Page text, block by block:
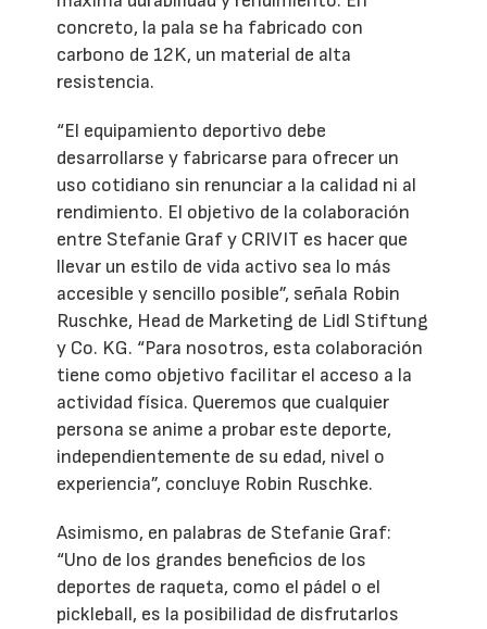
concreto, la pala se ha fabricado con
carbono de 12K, un material de alta
resistencia.
“El equipamiento deportivo debe
desarrollarse y fabricarse para ofrecer un
uso cotidiano sin renunciar a la calidad ni al
rendimiento. El objetivo de la colaboración
entre Stefanie Graf y CRIVIT es hacer que
llevar un estilo de vida activo sea lo más
accesible y sencillo posible”, señala Robin
Ruschke, Head de Marketing de Lidl Stiftung
y Co. KG. “Para nosotros, esta colaboración
tiene como objetivo facilitar el acceso a la
actividad física. Queremos que cualquier
persona se anime a probar este deporte,
independientemente de su edad, nivel o
experiencia”, concluye Robin Ruschke.
Asimismo, en palabras de Stefanie Graf:
“Uno de los grandes beneficios de los
deportes de raqueta, como el pádel o el
pickleball, es la posibilidad de disfrutarlos